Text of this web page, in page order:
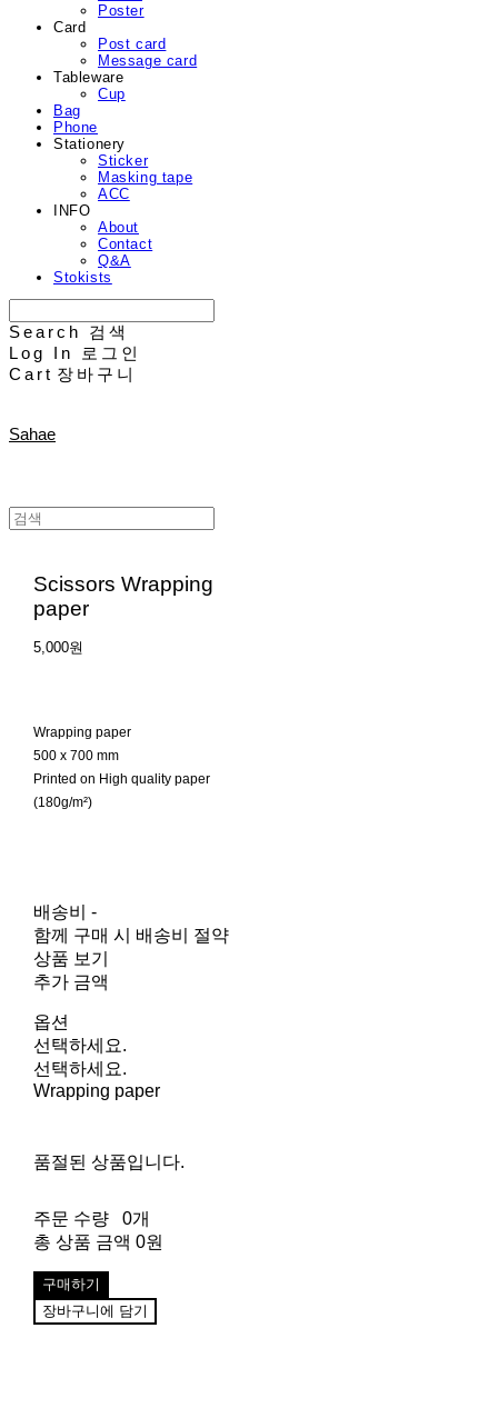
Poster
Card
Post card
Message card
Tableware
Cup
Bag
Phone
Stationery
Sticker
Masking tape
ACC
INFO
About
Contact
Q&A
Stokists
Search
검색
Log In
로그인
Cart 장바구니
Sahae
Scissors Wrapping
paper
5,000원
Wrapping paper
500 x 700 mm
Printed on High quality paper
(180g/m²)
배송비 -
함께 구매 시 배송비 절약
상품 보기
추가 금액
옵션
선택하세요.
선택하세요.
Wrapping paper
품절된 상품입니다.
주문 수량
0개
총 상품 금액 0원
구매하기
장바구니에 담기